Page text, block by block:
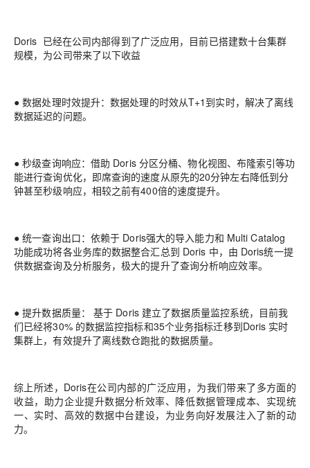
Doris 已经在公司内部得到了广泛应用，目前已搭建数十台集群
规模，为公司带来了以下收益
●数据处理时效提升：数据处理的时效从T+1 到实时，解决了离线
数据延迟的问题。
●秒级查询响应： 借助 Doris 分区分桶、物化视图、布隆索引等功
能进行查询优化，即席查询的速度从原先的20分钟左右降低到分
钟甚至秒级响应，相较之前有400倍的速度提升。
●统一查询出口： 依赖于 Doris强大的导入能力和 Multi Catalog
功能成功将各业务库的数据整合汇总到 Doris 中，由 Doris统一提
供数据查询及分析服务，极大的提升了查询分析响应效率。
●提升数据质量： 基于 Doris 建立了数据质量监控系统，目前我
们已经将30% 的数据监控指标和35个业务指标迁移到Doris 实时
集群上，有效提升了离线数仓跑批的数据质量。
综上所述， Doris在公司内部的广泛应用， 为我们带来了多方面的
收益，助力企业提升数据分析效率、降低数据管理成本、实现统
一、实时、高效的数据中台建设，为业务向好发展注入了新的动
力。